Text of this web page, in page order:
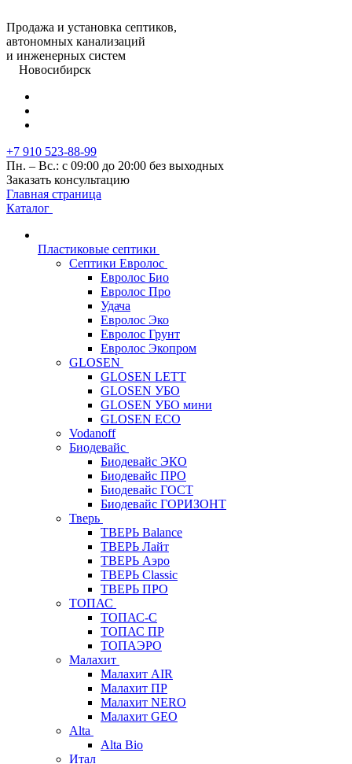
Продажа и установка септиков,
автономных канализаций
и инженерных систем
Новосибирск
+7 910 523-88-99
Пн. – Вс.: с 09:00 до 20:00 без выходных
Заказать консультацию
Главная страница
Каталог
Пластиковые септики
Септики Евролос
Евролос Био
Евролос Про
Удача
Евролос Эко
Евролос Грунт
Евролос Экопром
GLOSEN
GLOSEN LETT
GLOSEN УБО
GLOSEN УБО мини
GLOSEN ECO
Vodanoff
Биодевайс
Биодевайс ЭКО
Биодевайс ПРО
Биодевайс ГОСТ
Биодевайс ГОРИЗОНТ
Тверь
ТВЕРЬ Balance
ТВЕРЬ Лайт
ТВЕРЬ Аэро
ТВЕРЬ Classic
ТВЕРЬ ПРО
ТОПАС
ТОПАС-С
ТОПАС ПР
ТОПАЭРО
Малахит
Малахит AIR
Малахит ПР
Малахит NERO
Малахит GEO
Alta
Alta Bio
Итал